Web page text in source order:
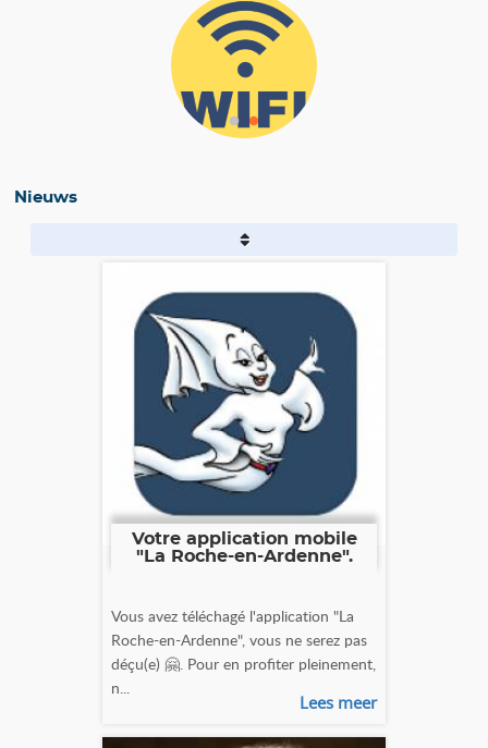
Nieuws
Votre application mobile
"La Roche-en-Ardenne".
Vous avez téléchagé l'application "La
Roche-en-Ardenne", vous ne serez pas
déçu(e) 🤗. Pour en profiter pleinement,
n...
Lees meer